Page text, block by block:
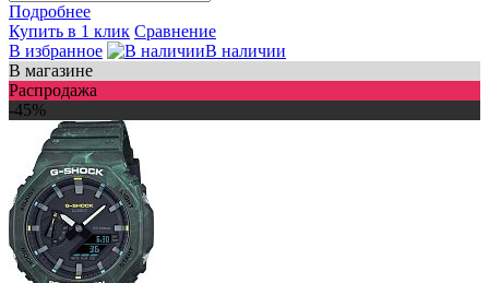
Подробнее
Купить в 1 клик Сравнение
В избранное
В наличии
В магазине
Распродажа
-45%